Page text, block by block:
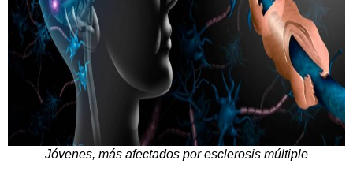
Jóvenes, más afectados por esclerosis múltiple